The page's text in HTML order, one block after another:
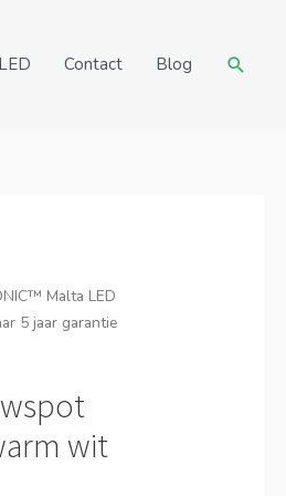
Contact Blog
Malta LED
5 jaar garantie
wit